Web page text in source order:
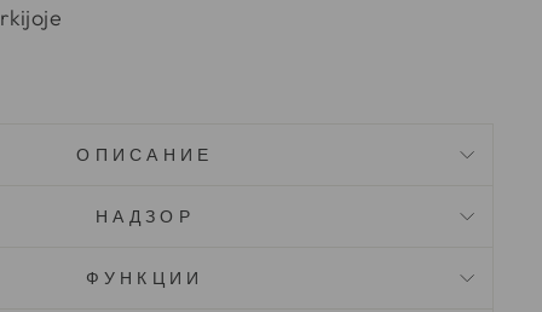
ОПИСАНИЕ
НАДЗОР
ФУНКЦИИ